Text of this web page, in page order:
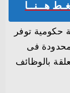
هــنــا
توفر
فى
بالوظائف